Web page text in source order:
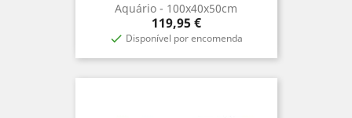
Aquário - 100x40x50cm
Precio
119,95 €
 Disponível por encomenda